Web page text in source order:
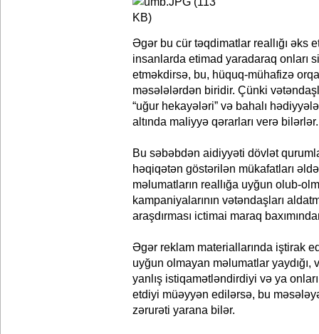
Əgər bu cür təqdimatlar reallığı əks
insanlarda etimad yaradaraq onları
etməkdirsə, bu, hüquq-mühafizə
məsələlərdən biridir. Çünki
“uğur hekayələri” və bahalı
altında maliyyə qərarları verə bilərlər.
Bu səbəbdən aidiyyəti dövlət
həqiqətən göstərilən mükafatları
məlumatların reallığa uyğun olub-
kampaniyalarının vətəndaşları
araşdırması ictimai maraq
Əgər reklam materiallarında iştirak
uyğun olmayan məlumatlar yaydığı,
yanlış istiqamətləndirdiyi və ya
etdiyi müəyyən edilərsə, bu
zərurəti yarana bilər.